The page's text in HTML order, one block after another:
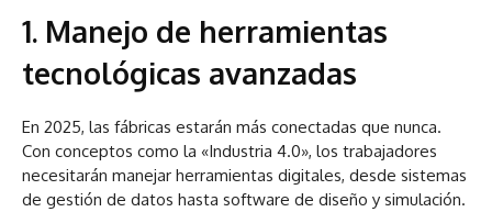
1. Manejo de herramientas
tecnológicas avanzadas
En 2025, las fábricas estarán más conectadas que nunca.
Con conceptos como la «Industria 4.0», los trabajadores
necesitarán manejar herramientas digitales, desde sistemas
de gestión de datos hasta software de diseño y simulación.